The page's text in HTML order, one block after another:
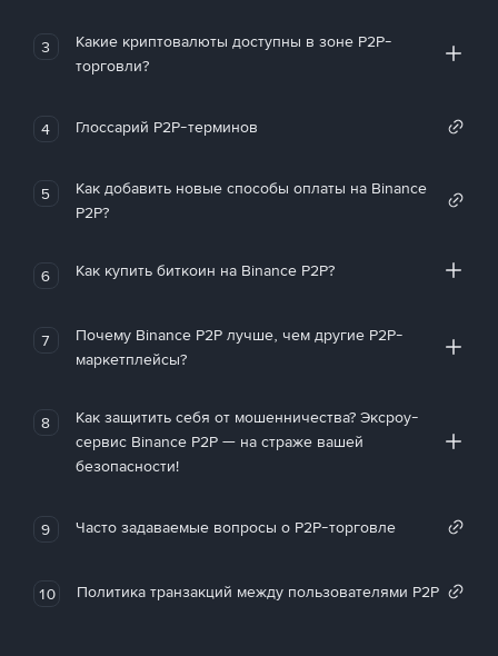
3
Какие криптовалюты доступны в зоне P2P-
торговли?
4 Глоссарий P2P-терминов
5
Как добавить новые способы оплаты на Binance
P2P?
6 Как купить биткоин на Binance P2P?
7
Почему Binance P2P лучше, чем другие P2P-
маркетплейсы?
8
Как защитить себя от мошенничества? Эксроу-
сервис Binance P2P — на страже вашей
безопасности!
9 Часто задаваемые вопросы о P2P-торговле
10 Политика транзакций между пользователями P2P